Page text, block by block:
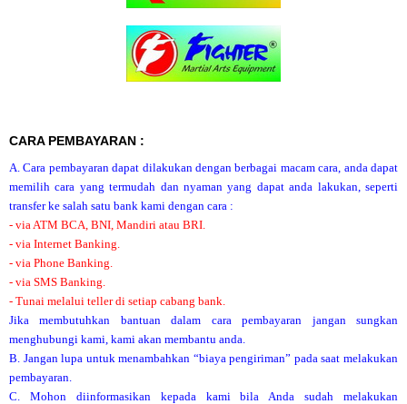
CARA PEMBAYARAN :
A. Cara pembayaran dapat dilakukan dengan berbagai macam cara, anda dapat
memilih cara yang termudah dan nyaman yang dapat anda lakukan, seperti
transfer ke salah satu bank kami dengan cara :
- via ATM BCA, BNI, Mandiri atau BRI.
- via Internet Banking.
- via Phone Banking.
- via SMS Banking.
- Tunai melalui teller di setiap cabang bank.
Jika membutuhkan bantuan dalam cara pembayaran jangan sungkan
menghubungi kami, kami akan membantu anda.
B. Jangan lupa untuk menambahkan “biaya pengiriman” pada saat melakukan
pembayaran.
C. Mohon diinformasikan kepada kami bila Anda sudah melakukan